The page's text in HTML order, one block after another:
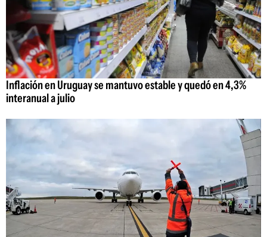
Inflación en Uruguay se mantuvo estable y quedó en 4,3%
interanual a julio